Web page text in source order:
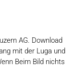
AG. Download
mit der Luga und
Beim Bild nichts